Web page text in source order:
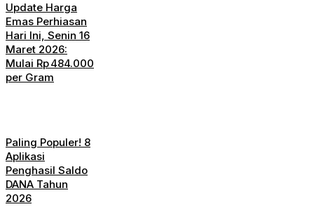
Update Harga
Emas Perhiasan
Hari Ini, Senin 16
Maret 2026:
Mulai Rp 484.000
per Gram
Paling Populer! 8
Aplikasi
Penghasil Saldo
DANA Tahun
2026